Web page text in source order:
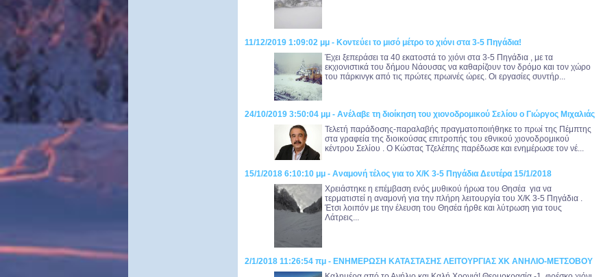
11/12/2019 1:09:02 μμ - Κοντεύει το μισό μέτρο το χιόνι στα 3-5 Πηγάδια!
Έχει ξεπεράσει τα 40 εκατοστά το χιόνι στα 3-5 Πηγάδια , με τα
εκχιονιστικά του δήμου Νάουσας να καθαρίζουν τον δρόμο και τον χώρο
του πάρκινγκ από τις πρώτες πρωινές ώρες. Οι εργασίες συντήρ...
24/10/2019 3:50:04 μμ - Ανέλαβε τη διοίκηση του χιονοδρομικού Σελίου ο Γιώργος Μιχαλιάς
Τελετή παράδοσης-παραλαβής πραγματοποιήθηκε το πρωί της Πέμπτης
στα γραφεία της διοικούσας επιτροπής του εθνικού χιονοδρομικού
κέντρου Σελίου . Ο Κώστας Τζελέπης παρέδωσε και ενημέρωσε τον νέ...
15/1/2018 6:10:10 μμ - Αναμονή τέλος για το Χ/Κ 3-5 Πηγάδια Δευτέρα 15/1/2018
Χρειάστηκε η επέμβαση ενός μυθικού ήρωα του Θησέα για να
τερματιστεί η αναμονή για την πλήρη λειτουργία του Χ/Κ 3-5 Πηγάδια .
Έτσι λοιπόν με την έλευση του Θησέα ήρθε και λύτρωση για τους
Λάτρεις...
2/1/2018 11:26:54 πμ - ΕΝΗΜΕΡΩΣΗ ΚΑΤΑΣΤΑΣΗΣ ΛΕΙΤΟΥΡΓΙΑΣ ΧΚ ΑΝΗΛΙΟ-ΜΕΤΣΟΒΟΥ